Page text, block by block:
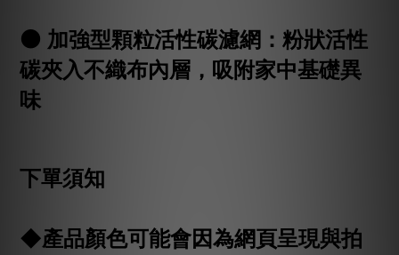
⚫️ 加強型顆粒活性碳濾網：粉狀活性
碳夾入不織布內層，吸附家中基礎異
味
下單須知
◆產品顏色可能會因為網頁呈現與拍